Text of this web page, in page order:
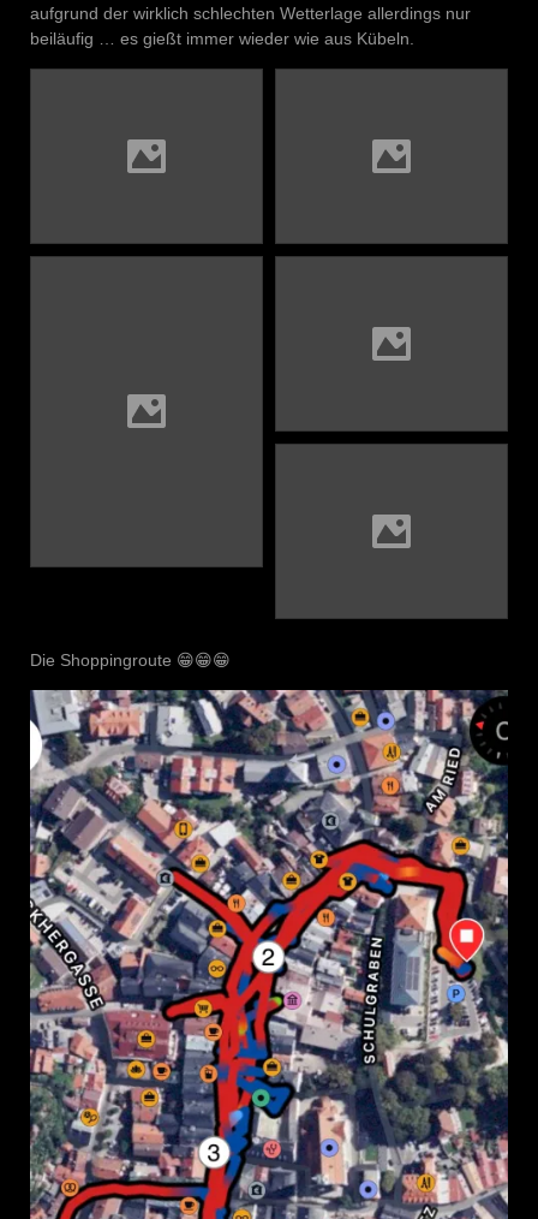
aufgrund der wirklich schlechten Wetterlage allerdings nur
beiläufig … es gießt immer wieder wie aus Kübeln.
Die Shoppingroute 😁😁😁